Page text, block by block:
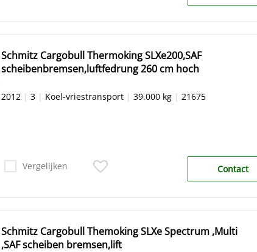
Schmitz Cargobull Thermoking SLXe200,SAF
scheibenbremsen,luftfedrung 260 cm hoch
2012| 3| Koel-vriestransport| 39.000 kg| 21675
Vergelijken Contact
Schmitz Cargobull Themoking SLXe Spectrum ,Multi
,SAF scheiben bremsen,lift